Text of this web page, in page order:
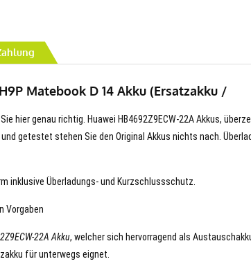
Matebook D 14 Akku (Ersatzakku /
hier genau richtig. Huawei HB4692Z9ECW-22A Akkus,
getestet stehen Sie den Original Akkus nichts nach.
inklusive Überladungs- und Kurzschlussschutz.
Vorgaben
22A Akku, welcher sich hervorragend als
für unterwegs eignet.